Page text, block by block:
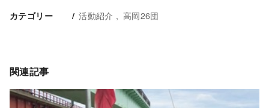
カテゴリー 活動紹介 高岡26団
関連記事